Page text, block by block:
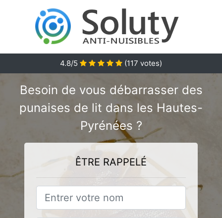
4.8/5 (117 votes)
Besoin de vous débarrasser des
punaises de lit dans les Hautes-
Pyrénées ?
ÊTRE RAPPELÉ